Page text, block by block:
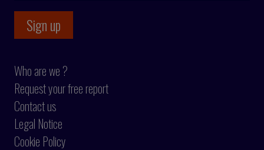
Who are we ?
Request your free report
Contact us
Legal Notice
Cookie Policy